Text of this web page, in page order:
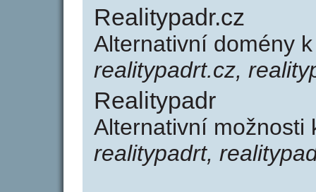
Realitypadr.cz
Alternativní domény
realitypadrt.cz,
Realitypadr
Alternativní možnosti
realitypadrt,